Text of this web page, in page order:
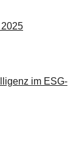
im ESG-